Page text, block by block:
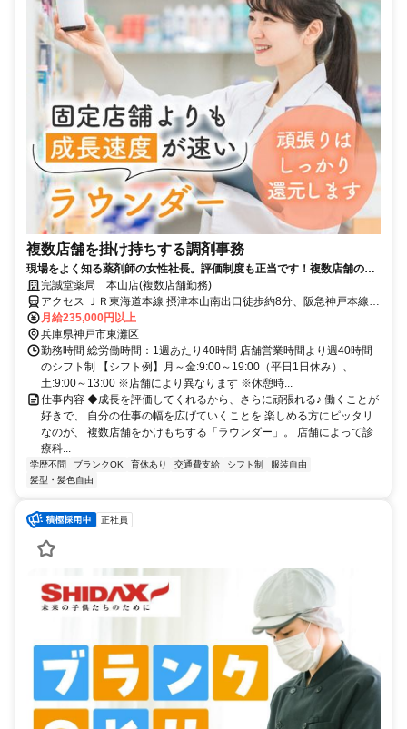
複数店舗を掛け持ちする調剤事務
現場をよく知る薬剤師の女性社長。評価制度も正当です！複数店舗のか
けもち勤務だから3～4倍速で成長！
完誠堂薬局 本山店(複数店舗勤務)
アクセス ＪＲ東海道本線 摂津本山南出口徒歩約8分、阪急神戸本線
岡本（兵庫県）南改札口徒歩約13分、阪神本線/阪神なんば線 青木徒
歩約14分 JR「摂津本山駅」より徒歩10分
月給235,000円以上
兵庫県神戸市東灘区
勤務時間 総労働時間：1週あたり40時間 店舗営業時間より週40時間
のシフト制 【シフト例】月～金:9:00～19:00（平日1日休み）、
土:9:00～13:00 ※店舗により異なります ※休憩時...
仕事内容 ◆成長を評価してくれるから、さらに頑張れる♪ 働くことが
好きで、 自分の仕事の幅を広げていくことを 楽しめる方にピッタリ
なのが、 複数店舗をかけもちする「ラウンダー」。 店舗によって診
療科...
学歴不問 ブランクOK 育休あり 交通費支給 シフト制
服装自由
髪型・髪色自由
正社員